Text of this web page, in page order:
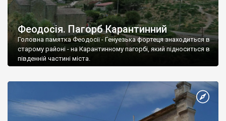
Феодосія. Пагорб Карантинний
Головна памятка Феодосії - Генуезька фортеця знаходиться в
старому районі - на Карантинному пагорбі, який підноситься в
південній частині міста.